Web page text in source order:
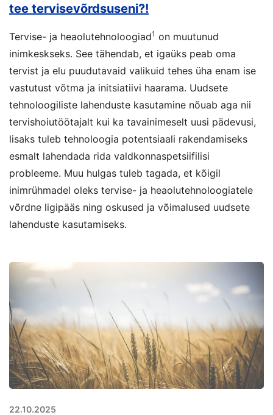
tee tervisevõrdsuseni?!
Tervise- ja heaolutehnoloogiad1 on muutunud
inimkeskseks. See tähendab, et igaüks peab oma
tervist ja elu puudutavaid valikuid tehes üha enam ise
vastutust võtma ja initsiatiivi haarama. Uudsete
tehnoloogiliste lahenduste kasutamine nõuab aga nii
tervishoiutöötajalt kui ka tavainimeselt uusi pädevusi,
lisaks tuleb tehnoloogia potentsiaali rakendamiseks
esmalt lahendada rida valdkonnaspetsiifilisi
probleeme. Muu hulgas tuleb tagada, et kõigil
inimrühmadel oleks tervise- ja heaolutehnoloogiatele
võrdne ligipääs ning oskused ja võimalused uudsete
lahenduste kasutamiseks.
22.10.2025